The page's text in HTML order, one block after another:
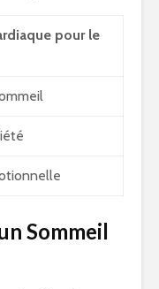
pour le
Sommeil